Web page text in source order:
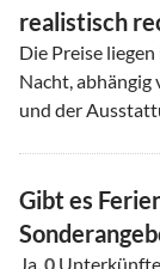
realistisch
Die Preise
Nacht,
und der
Gibt es
Ja.0